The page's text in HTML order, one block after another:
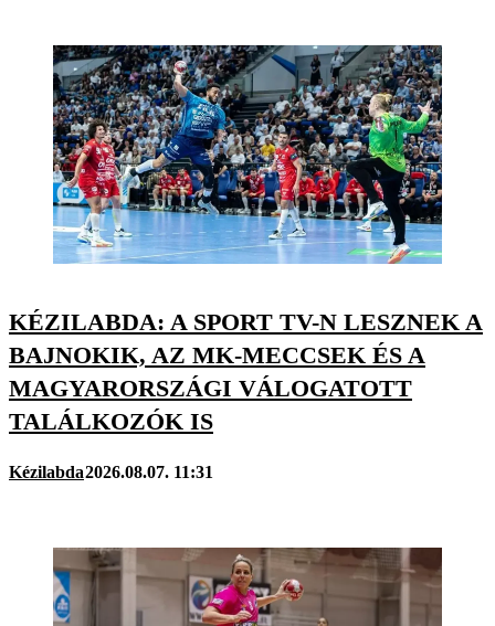
KÉZILABDA: A SPORT TV-N LESZNEK A
BAJNOKIK, AZ MK-MECCSEK ÉS A
MAGYARORSZÁGI VÁLOGATOTT
TALÁLKOZÓK IS
Kézilabda2026.08.07. 11:31